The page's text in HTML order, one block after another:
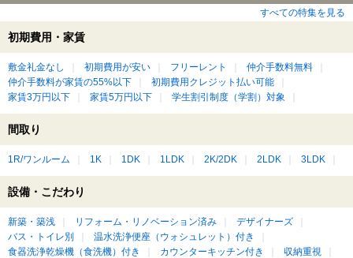
すべての特集を見る
初期費用・家賃
敷金礼金なし 初期費用が安い フリーレント
仲介手数料無料
仲介手数料が家賃の55%以下
初期費用クレジット払い可能
家賃3万円以下
家賃5万円以下 学生割引制度（学割）対象
間取り
1R/ワンルーム 1K 1DK 1LDK 2K/2DK 2LDK 3LDK
設備・こだわり
新築・築浅 リフォーム・リノベーション済み
デザイナーズ
バス・トイレ別
温水洗浄便座（ウォシュレット）付き
食器洗浄乾燥機（食洗機）付き
カウンターキッチン付き
収納重視